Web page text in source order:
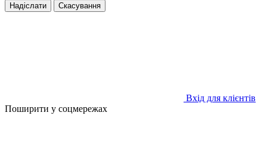
Надіслати Скасування
Вхід для клієнтів
Поширити у соцмережах